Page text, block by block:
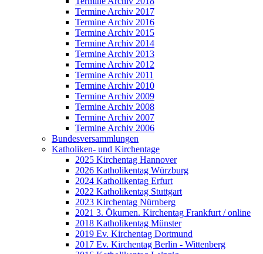
Termine Archiv 2017
Termine Archiv 2016
Termine Archiv 2015
Termine Archiv 2014
Termine Archiv 2013
Termine Archiv 2012
Termine Archiv 2011
Termine Archiv 2010
Termine Archiv 2009
Termine Archiv 2008
Termine Archiv 2007
Termine Archiv 2006
Bundesversammlungen
Katholiken- und Kirchentage
2025 Kirchentag Hannover
2026 Katholikentag Würzburg
2024 Katholikentag Erfurt
2022 Katholikentag Stuttgart
2023 Kirchentag Nürnberg
2021 3. Ökumen. Kirchentag Frankfurt / online
2018 Katholikentag Münster
2019 Ev. Kirchentag Dortmund
2017 Ev. Kirchentag Berlin - Wittenberg